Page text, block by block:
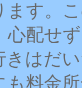
ます。
心配せ
はだ
も料金